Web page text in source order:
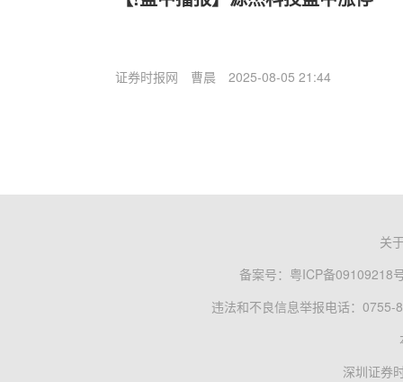
证券时报网 曹晨 2025-08-05 21:44
关
备案号： 粤ICP备09109218
违法和不良信息举报电话：0755-
深圳证券